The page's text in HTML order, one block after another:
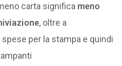
carta significa meno
, oltre a
per la stampa e quindi